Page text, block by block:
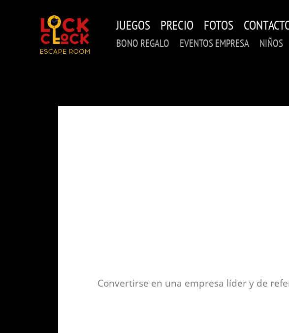
JUEGOS PRECIO FOTOS
BONO REGALO EVENTOS EMPRESA NIÑOS
Convertirse en una empresa líder y de